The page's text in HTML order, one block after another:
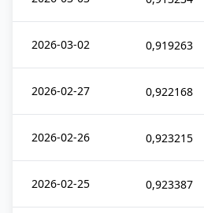
2026-03-02 0,919263
2026-02-27 0,922168
2026-02-26 0,923215
2026-02-25 0,923387